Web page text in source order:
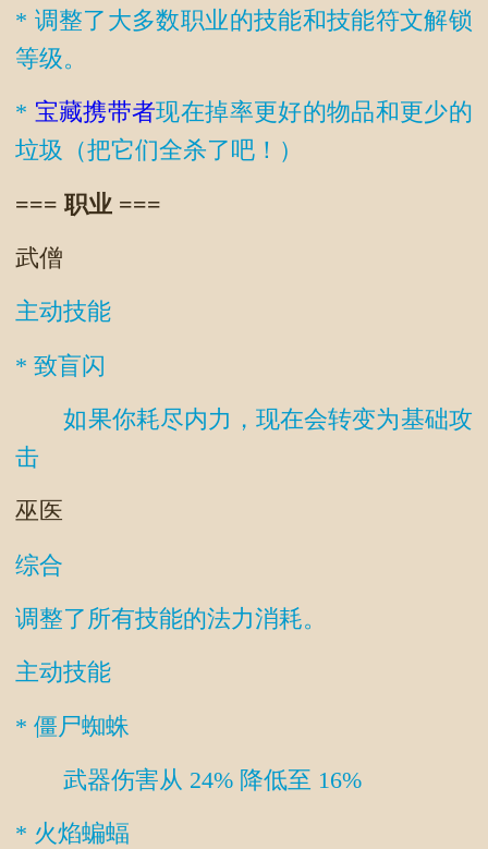
* 调整了大多数职业的技能和技能符文解锁
等级。
* 宝藏携带者现在掉率更好的物品和更少的
垃圾（把它们全杀了吧！）
=== 职业 ===
武僧
主动技能
* 致盲闪
如果你耗尽内力，现在会转变为基础攻
击
巫医
综合
调整了所有技能的法力消耗。
主动技能
* 僵尸蜘蛛
武器伤害从 24% 降低至 16%
* 火焰蝙蝠